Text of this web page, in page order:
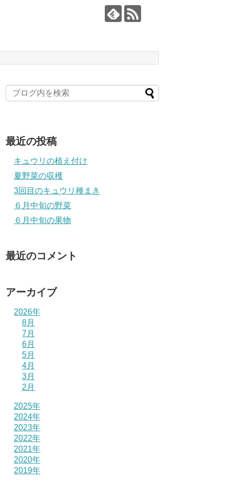
最近の投稿
キュウリの植え付け
夏野菜の収穫
3回目のキュウリ種まき
６月中旬の野菜
６月中旬の果物
最近のコメント
アーカイブ
2026年
8月
7月
6月
5月
4月
3月
2月
2025年
2024年
2023年
2022年
2021年
2020年
2019年